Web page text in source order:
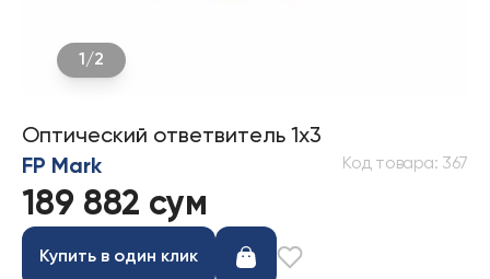
1 /2
Оптический ответвитель 1x3
FP Mark
Код товара: 367
189 882 сум
Купить в один клик